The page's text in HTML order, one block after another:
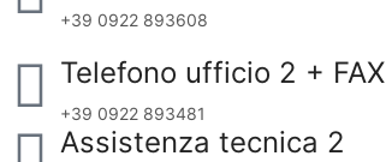
+39 0922 893608
Telefono ufficio 2 + FAX
+39 0922 893481
Assistenza tecnica 2